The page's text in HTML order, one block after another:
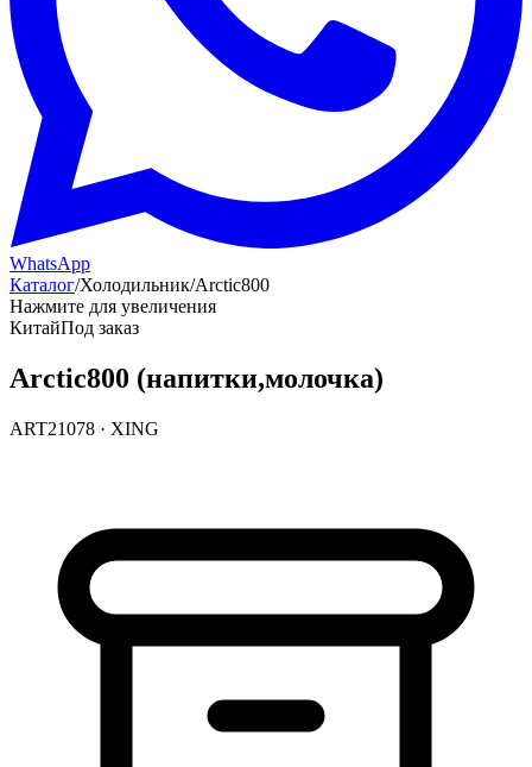
WhatsApp
Каталог/Холодильник/Arctic800
Нажмите для увеличения
КитайПод заказ
Arctic800 (напитки,молочка)
ART21078 · XING